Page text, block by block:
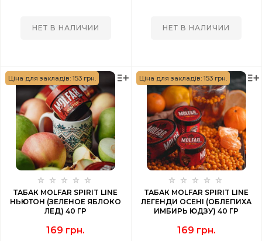
НЕТ В НАЛИЧИИ НЕТ В НАЛИЧИИ
Ціна для закладів: 153 грн.
ТАБАК MOLFAR SPIRIT LINE
НЬЮТОН (ЗЕЛЕНОЕ ЯБЛОКО
ЛЕД) 40 ГР
169 грн.
Ціна для закладів: 153 грн.
ТАБАК MOLFAR SPIRIT LINE
ЛЕГЕНДИ ОСЕНІ (ОБЛЕПИХА
ИМБИРЬ ЮДЗУ) 40 ГР
169 грн.